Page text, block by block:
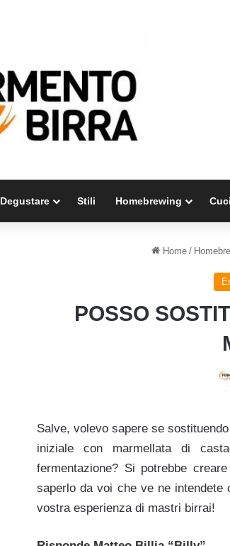
Degustare Stili Homebrewing
Home /
POSSO
Salve, volevo sapere se
iniziale con marmellata di
fermentazione? Si potrebbe
saperlo da voi che ve ne
vostra esperienza di mastri birrai!